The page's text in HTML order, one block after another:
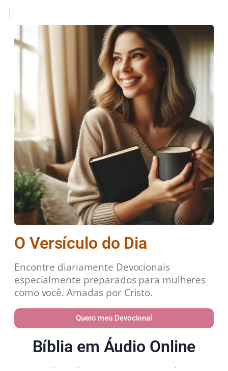
O Versículo do Dia
Encontre diariamente Devocionais
especialmente preparados para mulheres
como você. Amadas por Cristo.
Quero meu Devocional
Bíblia em Áudio Online